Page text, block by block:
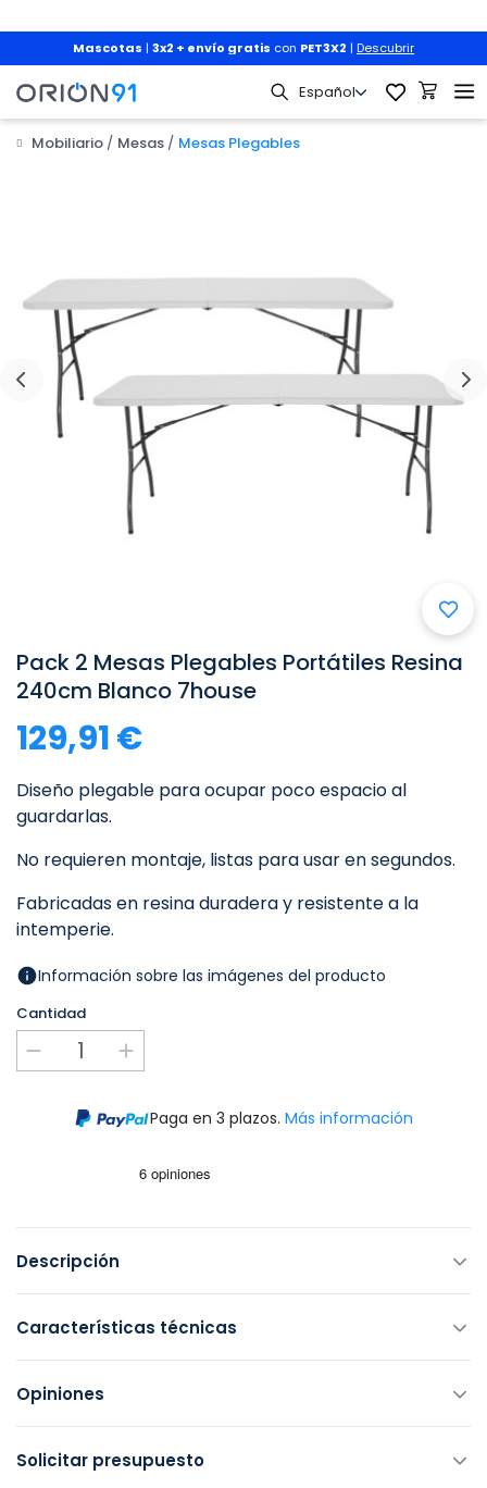
Mascotas | 3x2 + envío gratis con PET3X2 | Descubrir
Mobiliario Mesas Mesas Plegables
Pack 2 Mesas Plegables Portátiles Resina
240cm Blanco 7house
129,91 €
Diseño plegable para ocupar poco espacio al
guardarlas.
No requieren montaje, listas para usar en segundos.
Fabricadas en resina duradera y resistente a la
intemperie.
Información sobre las imágenes del producto
Cantidad
Paga en 3 plazos. Más información
Descripción
Características técnicas
Opiniones
Solicitar presupuesto